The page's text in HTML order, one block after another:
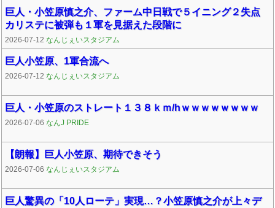
巨人・小笠原慎之介、ファーム中日戦で５イニング２失点
カリステに被弾も１軍を見据えた段階に
2026-07-12 なんじぇいスタジアム
巨人小笠原、1軍合流へ
2026-07-12 なんじぇいスタジアム
巨人・小笠原のストレート１３８ｋｍ/hｗｗｗｗｗｗｗｗ
2026-07-06 なんJ PRIDE
【朗報】巨人小笠原、期待できそう
2026-07-06 なんじぇいスタジアム
巨人驚異の「10人ローテ」実現…？小笠原慎之介が上々デ